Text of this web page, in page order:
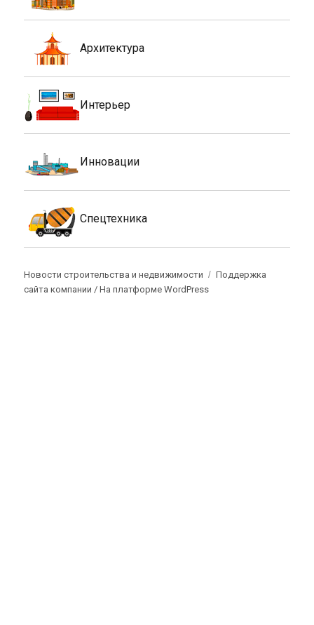
Архитектура
Интерьер
Инновации
Спецтехника
Новости строительства и недвижимости
Поддержка
сайта компании /На платформе WordPress